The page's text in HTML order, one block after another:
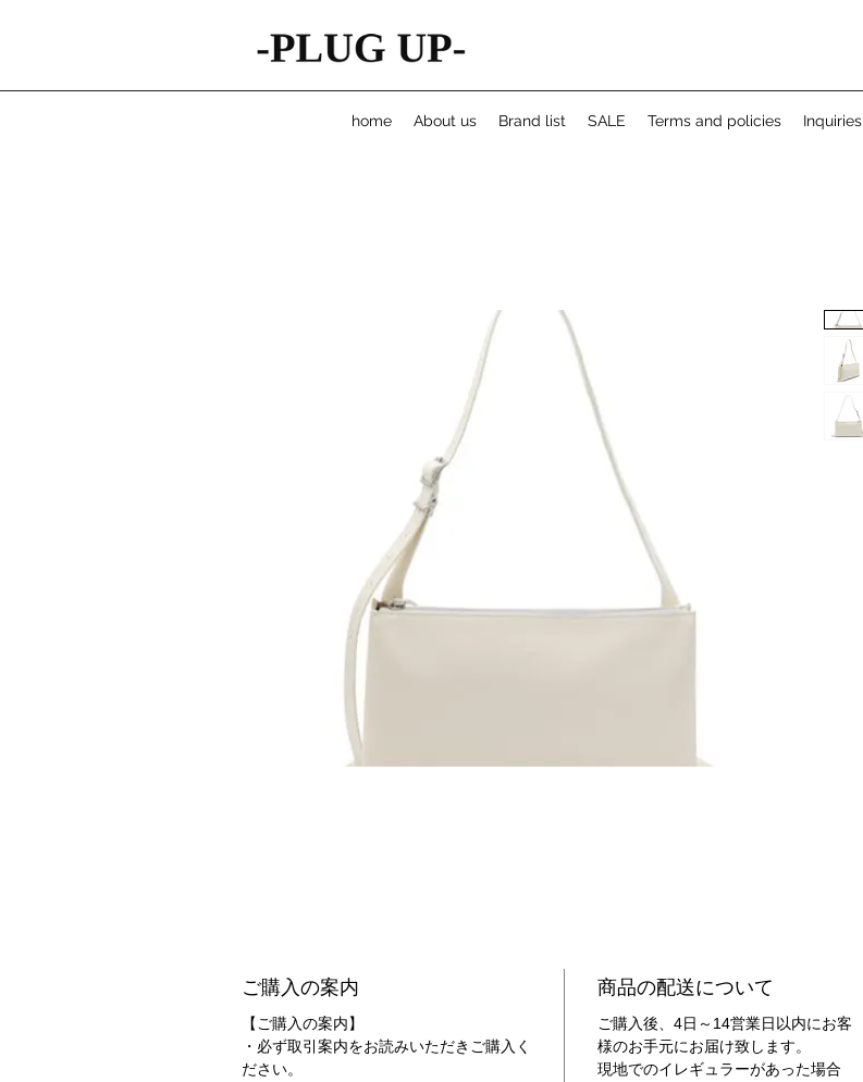
home About us Brand list SALE Terms and policies Inquiries
ご購入の案内
【ご購入の案内】
・必ず取引案内をお読みいただきご購入く
ださい。
商品の配送について
ご購入後、4日～14営業日以内にお客
様のお手元にお届け致します。
現地でのイレギュラーがあった場合